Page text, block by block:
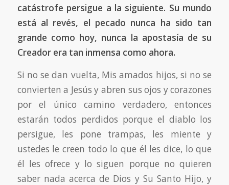
catástrofe persigue a la siguiente. Su mundo
está al revés, el pecado nunca ha sido tan
grande como hoy, nunca la apostasía de su
Creador era tan inmensa como ahora.
Si no se dan vuelta, Mis amados hijos, si no se
convierten a Jesús y abren sus ojos y corazones
por el único camino verdadero, entonces
estarán todos perdidos porque el diablo los
persigue, les pone trampas, les miente y
ustedes le creen todo lo que él les dice, lo que
él les ofrece y lo siguen porque no quieren
saber nada acerca de Dios y Su Santo Hijo, y